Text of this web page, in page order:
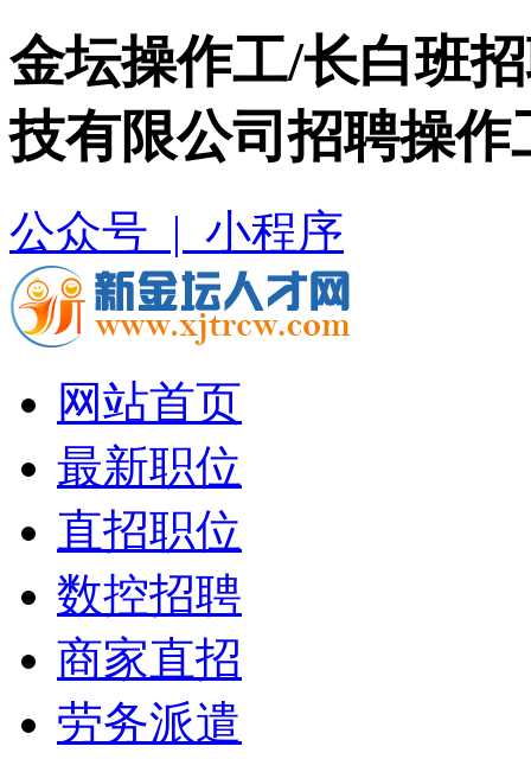
金坛操作工/长白班
技有限公司招聘操作
公众号 | 小程序
网站首页
最新职位
直招职位
数控招聘
商家直招
劳务派遣